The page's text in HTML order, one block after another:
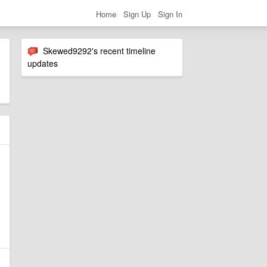
Home Sign Up Sign In
Skewed9292's recent timeline
updates